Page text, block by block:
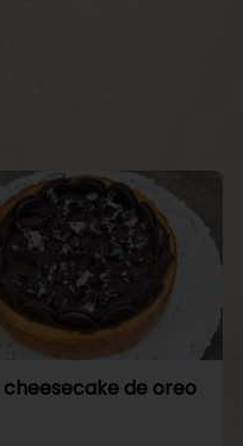
cheesecake de oreo